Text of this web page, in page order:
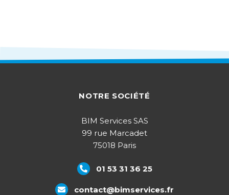
NOTRE SOCIÉTÉ
BIM Services SAS
99 rue Marcadet
75018 Paris
01 53 31 36 25
contact@bimservices.fr